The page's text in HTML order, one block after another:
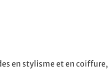
en stylisme et en coiffure,